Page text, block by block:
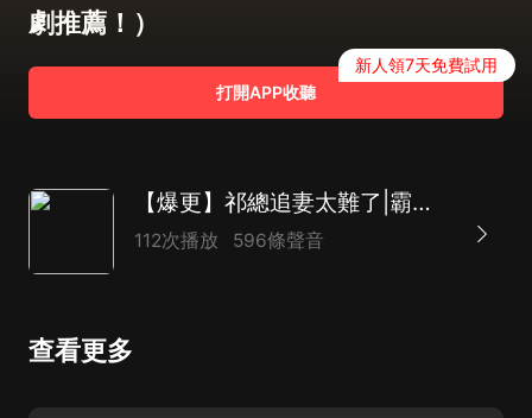
劇推薦！）
打開APP收聽
新人領7天免費試用
【爆更】祁總追妻太難了|霸總悍妻1V1|AI多
112次播放 596條聲音
查看更多